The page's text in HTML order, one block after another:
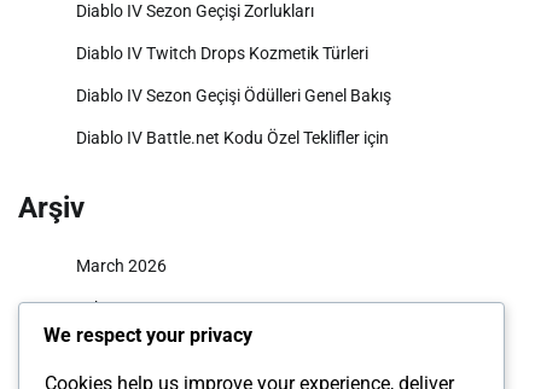
Diablo IV Sezon Geçişi Zorlukları
Diablo IV Twitch Drops Kozmetik Türleri
Diablo IV Sezon Geçişi Ödülleri Genel Bakış
Diablo IV Battle.net Kodu Özel Teklifler için
Arşiv
March 2026
February 2026
We respect your privacy
Cookies help us improve your experience, deliver